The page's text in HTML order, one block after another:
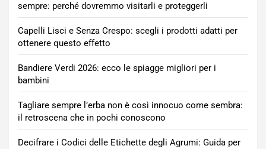
sempre: perché dovremmo visitarli e proteggerli
Capelli Lisci e Senza Crespo: scegli i prodotti adatti per
ottenere questo effetto
Bandiere Verdi 2026: ecco le spiagge migliori per i
bambini
Tagliare sempre l’erba non è così innocuo come sembra:
il retroscena che in pochi conoscono
Decifrare i Codici delle Etichette degli Agrumi: Guida per